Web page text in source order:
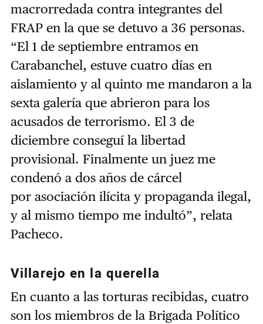
macrorredada contra integrantes del
FRAP en la que se detuvo a 36 personas.
“El 1 de septiembre entramos en
Carabanchel, estuve cuatro días en
aislamiento y al quinto me mandaron a la
sexta galería que abrieron para los
acusados de terrorismo. El 3 de
diciembre conseguí la libertad
provisional. Finalmente un juez me
condenó a dos años de cárcel
por asociación ilícita y propaganda ilegal,
y al mismo tiempo me indultó”, relata
Pacheco.
Villarejo en la querella
En cuanto a las torturas recibidas, cuatro
son los miembros de la Brigada Político